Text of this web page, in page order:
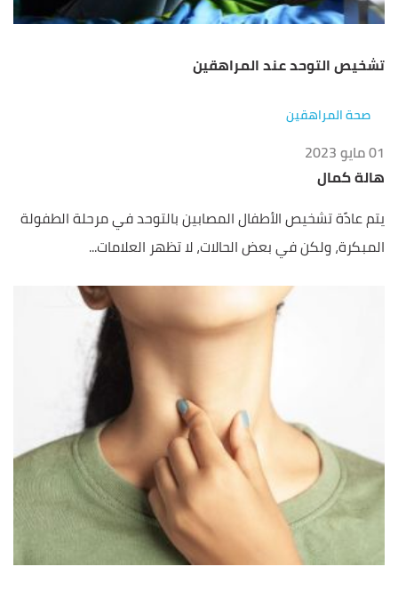
تشخيص التوحد عند المراهقين
صحة المراهقين
01 مايو 2023
هالة كمال
يتم عادًة تشخيص الأطفال المصابين بالتوحد في مرحلة الطفولة
المبكرة، ولكن في بعض الحالات، لا تظهر العلامات...